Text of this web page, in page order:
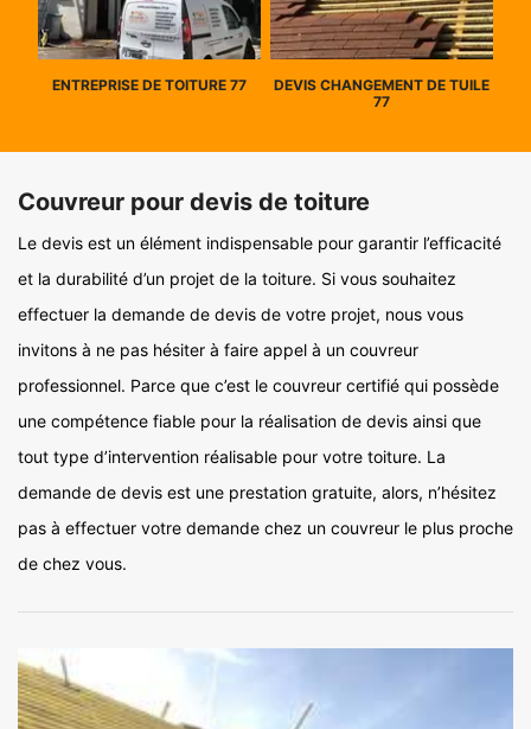
ENTREPRISE DE TOITURE 77
DEVIS CHANGEMENT DE TUILE
77
Couvreur pour devis de toiture
Le devis est un élément indispensable pour garantir l’efficacité
et la durabilité d’un projet de la toiture. Si vous souhaitez
effectuer la demande de devis de votre projet, nous vous
invitons à ne pas hésiter à faire appel à un couvreur
professionnel. Parce que c’est le couvreur certifié qui possède
une compétence fiable pour la réalisation de devis ainsi que
tout type d’intervention réalisable pour votre toiture. La
demande de devis est une prestation gratuite, alors, n’hésitez
pas à effectuer votre demande chez un couvreur le plus proche
de chez vous.